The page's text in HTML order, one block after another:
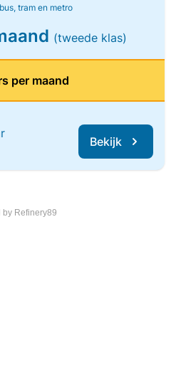
tram en metro
(tweede klas)
per maand
Bekijk
by Refinery89